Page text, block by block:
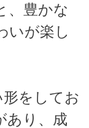
、豊かな
いが楽し
をしてお
あり、成